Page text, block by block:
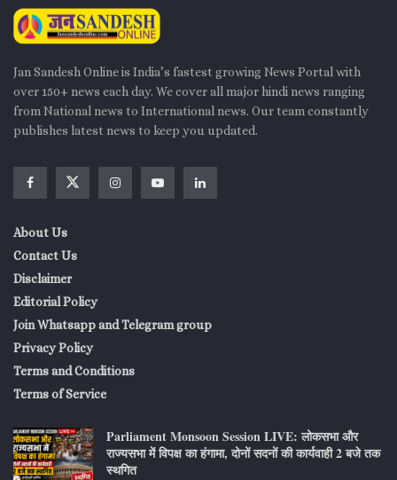
Jan Sandesh Online is India’s fastest growing News Portal with
over 150+ news each day. We cover all major hindi news ranging
from National news to International news. Our team constantly
publishes latest news to keep you updated.
About Us
Contact Us
Disclaimer
Editorial Policy
Join Whatsapp and Telegram group
Privacy Policy
Terms and Conditions
Terms of Service
Parliament Monsoon Session LIVE: लोकसभा और
राज्यसभा में विपक्ष का हंगामा, दोनों सदनों की कार्यवाही 2 बजे तक
स्थगित